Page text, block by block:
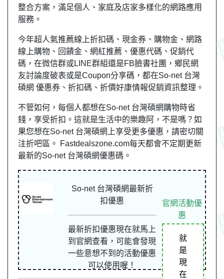
整合方案，滿足個人、家庭及店家多樣化的網路應用
服務。
今年超人氣推薦線上折扣碼、現金券、購物金、網路
線上購物、回饋金、網紅推薦、優惠代碼、促銷代
碼，在微信群或LINE群組還是FB臉書社團， 鄉民網
友討論度破表或是Coupon分享碼，都在So-net 台灣
碩網 優惠券、折扣碼、折價好康情報促銷資訊整理。
不管如何，每個人都想在So-net 台灣碩網購物時省
錢，享受折扣。這就是生活中的樂趣阿，不是嗎？如
果您想在So-net 台灣碩網上享受更多優惠，請密切關
注折吧區。 Fastdealszone.com每天都會不定期更新
最新的So-net 台灣碩網優惠碼。
So-net 台灣碩網最新折
扣優惠
最新折扣優惠現在就馬上
到官網查看，可能會發現
一些意想不到的活動優惠
可以使用喔！
官網活動優
惠
就
是
現
在